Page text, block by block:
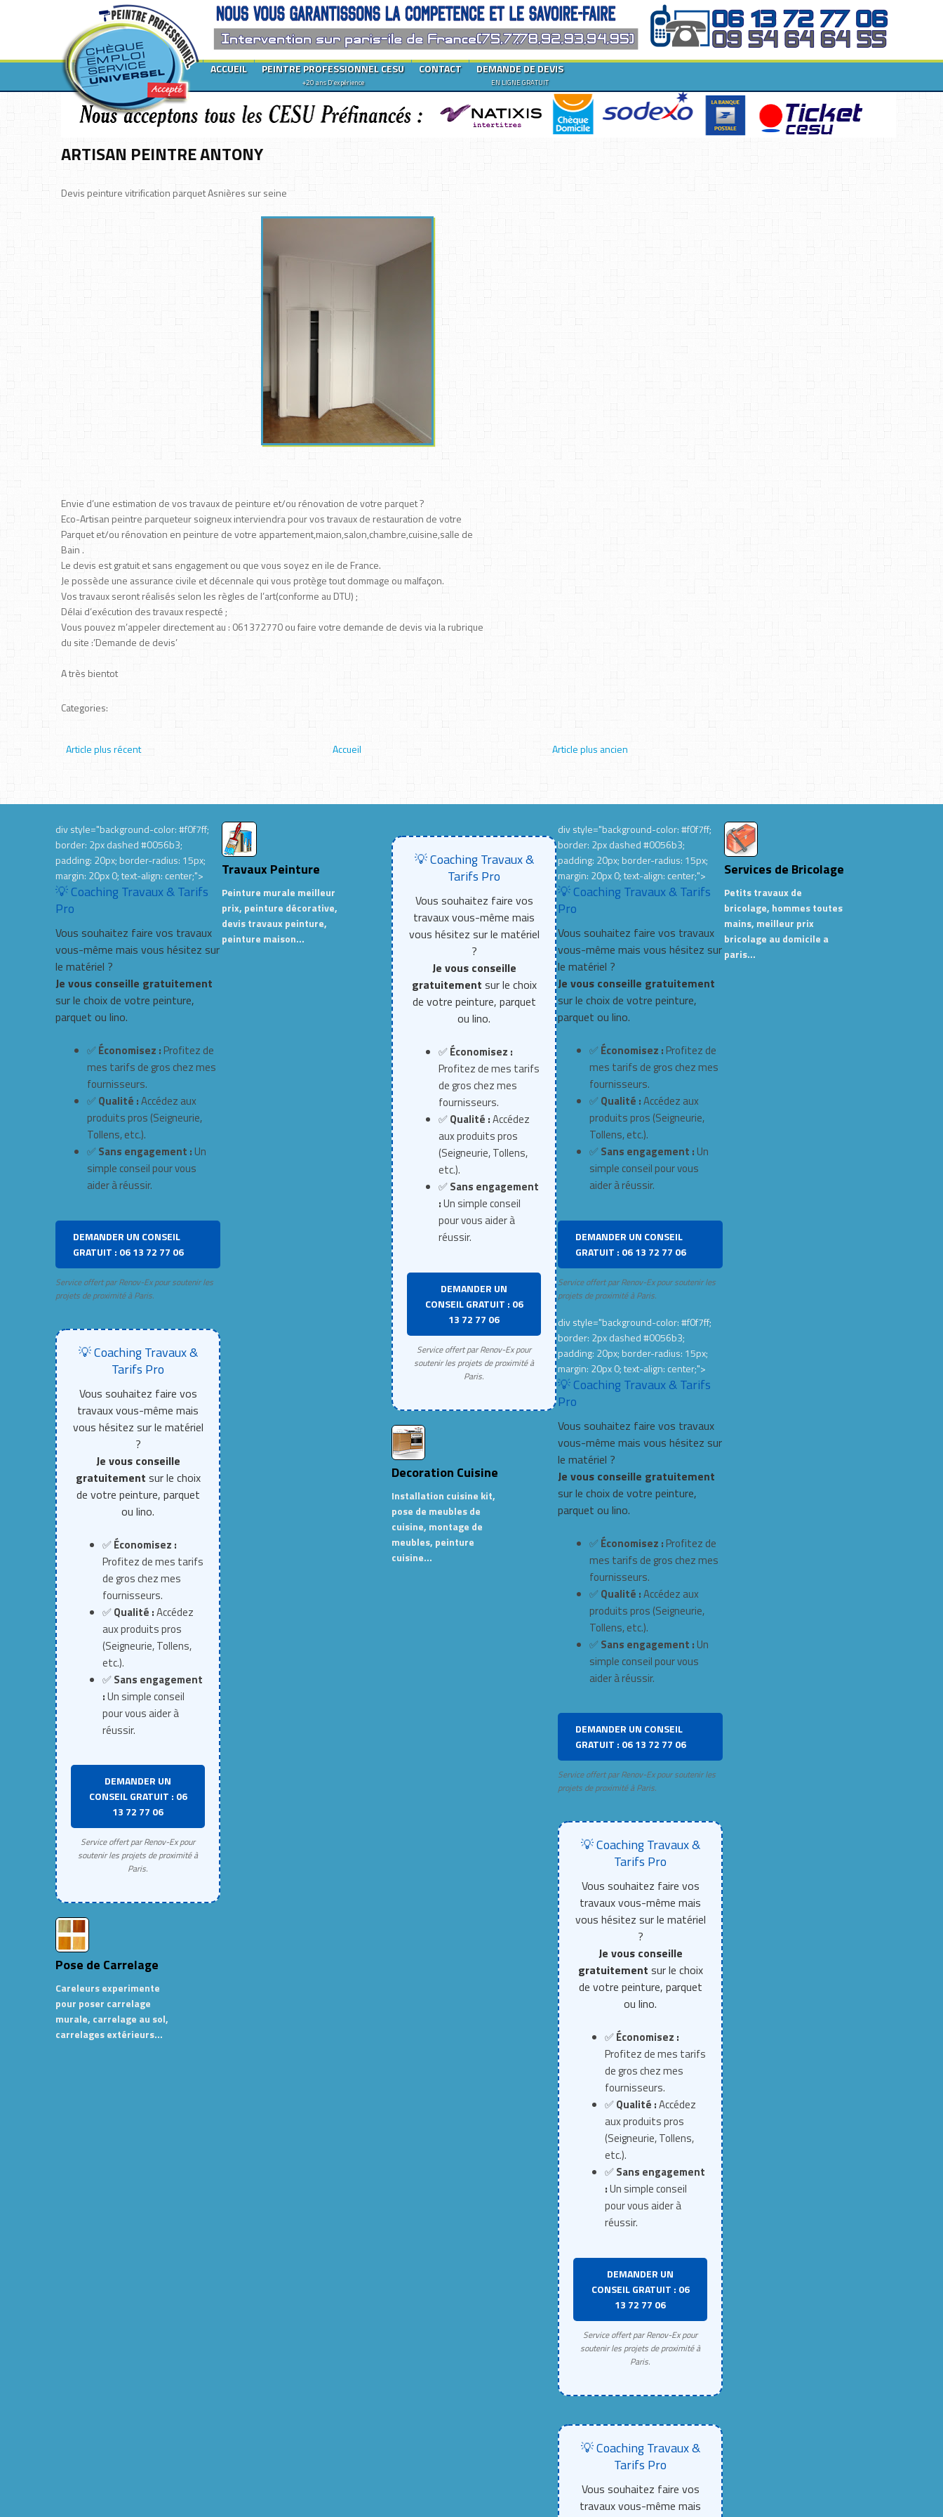
DEMANDE DE DEVIS
EN LIGNE GRATUIT
CONTACT
PEINTRE PROFESSIONNEL CESU
+20 ans D'expérience
ACCUEIL
ARTISAN PEINTRE ANTONY
Devis peinture vitrification parquet Asnières sur seine
Envie d’une estimation de vos travaux de peinture et/ou rénovation de votre parquet ?
Eco-Artisan peintre parqueteur soigneux interviendra pour vos travaux de restauration de votre
Parquet et/ou rénovation en peinture de votre appartement,maion,salon,chambre,cuisine,salle de
Bain .
Le devis est gratuit et sans engagement ou que vous soyez en ile de France.
Je possède une assurance civile et décennale qui vous protège tout dommage ou malfaçon.
Vos travaux seront réalisés selon les règles de l’art(conforme au DTU) ;
Délai d’exécution des travaux respecté ;
Vous pouvez m’appeler directement au : 061372770 ou faire votre demande de devis via la rubrique
du site :’Demande de devis’
A très bientot
Categories:
Article plus récent Article plus ancien
Accueil
div style="background-color: #f0f7ff;
border: 2px dashed #0056b3;
padding: 20px; border-radius: 15px;
margin: 20px 0; text-align: center;">
💡 Coaching Travaux & Tarifs
Pro
Vous souhaitez faire vos travaux
vous-même mais vous hésitez sur
le matériel ?
Je vous conseille gratuitement
sur le choix de votre peinture,
parquet ou lino.
✅ Économisez : Profitez de
mes tarifs de gros chez mes
fournisseurs.
✅ Qualité :Accédez aux
produits pros (Seigneurie,
Tollens, etc.).
✅ Sans engagement : Un
simple conseil pour vous
aider à réussir.
DEMANDER UN CONSEIL
GRATUIT : 06 13 72 77 06
Service offert par Renov-Ex pour soutenir les
projets de proximité à Paris.
💡 Coaching Travaux &
Tarifs Pro
Vous souhaitez faire vos
travaux vous-même mais
vous hésitez sur le matériel
?
Je vous conseille
gratuitement sur le choix
de votre peinture, parquet
ou lino.
✅Économisez :
Profitez de mes tarifs
de gros chez mes
fournisseurs.
✅Qualité :Accédez
aux produits pros
(Seigneurie, Tollens,
etc.).
✅Sans engagement
:Un simple conseil
pour vous aider à
réussir.
DEMANDER UN
CONSEIL GRATUIT : 06
13 72 77 06
Service offert par Renov-Ex pour
soutenir les projets de proximité à
Paris.
Pose de Carrelage
Careleurs experimente
pour poser carrelage
murale, carrelage au sol,
carrelages extérieurs…
Travaux Peinture
Peinture murale meilleur
prix, peinture décorative,
devis travaux peinture,
peinture maison…
Services de Bricolage
Petits travaux de
bricolage, hommes toutes
mains, meilleur prix
bricolage au domicile a
paris…
div style="background-color: #f0f7ff;
border: 2px dashed #0056b3;
padding: 20px; border-radius: 15px;
margin: 20px 0; text-align: center;">
💡 Coaching Travaux & Tarifs
Pro
Vous souhaitez faire vos travaux
vous-même mais vous hésitez sur
le matériel ?
Je vous conseille gratuitement
sur le choix de votre peinture,
parquet ou lino.
✅ Économisez : Profitez de
mes tarifs de gros chez mes
fournisseurs.
✅ Qualité :Accédez aux
produits pros (Seigneurie,
Tollens, etc.).
✅ Sans engagement : Un
simple conseil pour vous
aider à réussir.
DEMANDER UN CONSEIL
GRATUIT : 06 13 72 77 06
Service offert par Renov-Ex pour soutenir les
projets de proximité à Paris.
div style="background-color: #f0f7ff;
border: 2px dashed #0056b3;
padding: 20px; border-radius: 15px;
margin: 20px 0; text-align: center;">
💡 Coaching Travaux & Tarifs
Pro
Vous souhaitez faire vos travaux
vous-même mais vous hésitez sur
le matériel ?
Je vous conseille gratuitement
sur le choix de votre peinture,
parquet ou lino.
✅ Économisez : Profitez de
mes tarifs de gros chez mes
fournisseurs.
✅ Qualité :Accédez aux
produits pros (Seigneurie,
Tollens, etc.).
✅ Sans engagement : Un
simple conseil pour vous
aider à réussir.
DEMANDER UN CONSEIL
GRATUIT : 06 13 72 77 06
Service offert par Renov-Ex pour soutenir les
projets de proximité à Paris.
💡 Coaching Travaux &
Tarifs Pro
Vous souhaitez faire vos
travaux vous-même mais
vous hésitez sur le matériel
?
Je vous conseille
gratuitement sur le choix
de votre peinture, parquet
ou lino.
✅Économisez :
Profitez de mes tarifs
de gros chez mes
fournisseurs.
✅Qualité :Accédez
aux produits pros
(Seigneurie, Tollens,
etc.).
✅Sans engagement
:Un simple conseil
pour vous aider à
réussir.
DEMANDER UN
CONSEIL GRATUIT : 06
13 72 77 06
Service offert par Renov-Ex pour
soutenir les projets de proximité à
Paris.
💡 Coaching Travaux &
Tarifs Pro
Vous souhaitez faire vos
travaux vous-même mais
💡 Coaching Travaux &
Tarifs Pro
Vous souhaitez faire vos
travaux vous-même mais
vous hésitez sur le matériel
?
Je vous conseille
gratuitement sur le choix
de votre peinture, parquet
ou lino.
✅Économisez :
Profitez de mes tarifs
de gros chez mes
fournisseurs.
✅Qualité :Accédez
aux produits pros
(Seigneurie, Tollens,
etc.).
✅Sans engagement
:Un simple conseil
pour vous aider à
réussir.
DEMANDER UN
CONSEIL GRATUIT : 06
13 72 77 06
Service offert par Renov-Ex pour
soutenir les projets de proximité à
Paris.
Decoration Cuisine
Installation cuisine kit,
pose de meubles de
cuisine, montage de
meubles, peinture
cuisine…